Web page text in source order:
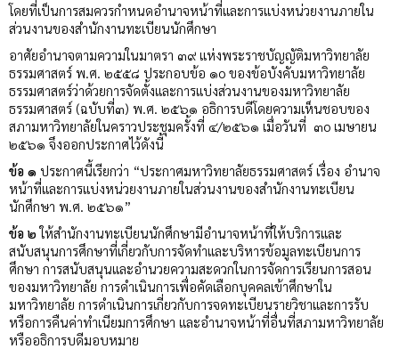
โดยที่เป็นการสมควรกำหนดอำนาจหน้าที่และการแบ่งหน่วยงานภายใน
ส่วนงานของสำนักงานทะเบียนนักศึกษา
อาศัยอำนาจตามความในมาตรา ๓๙ แห่งพระราชบัญญัติมหาวิทยาลัย
ธรรมศาสตร์ พ.ศ. ๒๕๕๘ ประกอบข้อ ๑o ของข้อบังคับมหาวิทยาลัย
ธรรมศาสตร์ว่าด้วยการจัดตั้งและการแบ่งส่วนงานของมหาวิทยาลัย
ธรรมศาสตร์ (ฉบับที่๓) พ.ศ. ๒๕๖๑ อธิการบดีโดยความเห็นชอบของ
สภามหาวิทยาลัยในคราวประชุมครั้งที่ ๔/๒๕๖๑ เมื่อวันที่ ๓o เมษายน
๒๕๖๑ จึงออกประกาศไว้ดังนี้
ข้อ ๑ ประกาศนี้เรียกว่า “ประกาศมหาวิทยาลัยธรรมศาสตร์ เรื่อง อำนาจ
หน้าที่และการแบ่งหน่วยงานภายในส่วนงานของสำนักงานทะเบียน
นักศึกษา พ.ศ. ๒๕๖๑”
ข้อ ๒ให้สำนักงานทะเบียนนักศึกษามีอำนาจหน้าที่ให้บริการและ
สนับสนุนการศึกษาที่เกี่ยวกับการจัดทำและบริหารข้อมูลทะเบียนการ
ศึกษา การสนับสนุนและอำนวยความสะดวกในการจัดการเรียนการสอน
ของมหาวิทยาลัย การดำเนินการเพื่อคัดเลือกบุคคลเข้าศึกษาใน
มหาวิทยาลัย การดำเนินการเกี่ยวกับการจดทะเบียนรายวิชาและการรับ
หรือการคืนค่าทำเนียมการศึกษา และอำนาจหน้าที่อื่นที่สภามหาวิทยาลัย
หรืออธิการบดีมอบหมาย